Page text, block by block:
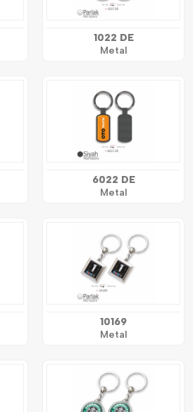
1022 DE
Metal
6022 DE
Metal
10169
Metal